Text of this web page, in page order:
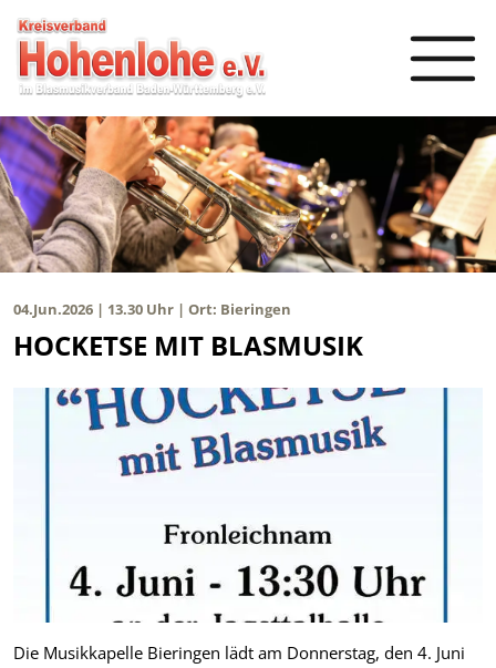
04.Jun.2026 | 13.30 Uhr | Ort: Bieringen
HOCKETSE MIT BLASMUSIK
Die Musikkapelle Bieringen lädt am Donnerstag, den 4. Juni